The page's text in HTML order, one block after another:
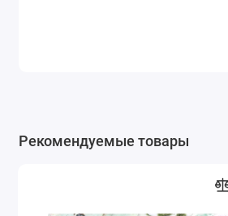
Рекомендуемые товары